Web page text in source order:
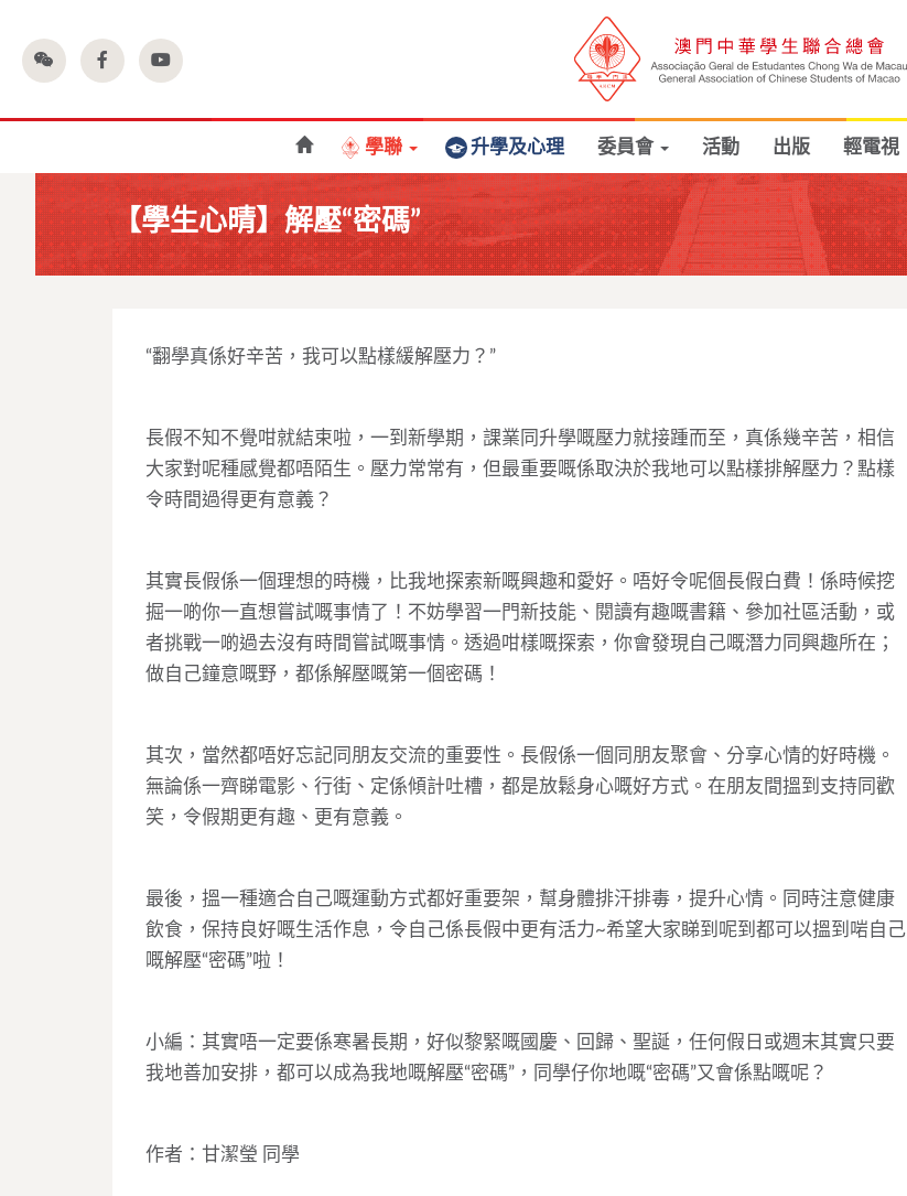
學聯 升學及心理 委員會 活動 出版 輕電視
【學生心晴】解壓“密碼”
“翻學真係好辛苦，我可以點樣緩解壓力？”
長假不知不覺咁就結束啦，一到新學期，課業同升學嘅壓力就接踵而至，真係幾辛苦，相信
大家對呢種感覺都唔陌生。壓力常常有，但最重要嘅係取決於我地可以點樣排解壓力？點樣
令時間過得更有意義？
其實長假係一個理想的時機，比我地探索新嘅興趣和愛好。唔好令呢個長假白費！係時候挖
掘一啲你一直想嘗試嘅事情了！不妨學習一門新技能、閱讀有趣嘅書籍、參加社區活動，或
者挑戰一啲過去沒有時間嘗試嘅事情。透過咁樣嘅探索，你會發現自己嘅潛力同興趣所在；
做自己鐘意嘅野，都係解壓嘅第一個密碼！
其次，當然都唔好忘記同朋友交流的重要性。長假係一個同朋友聚會、分享心情的好時機。
無論係一齊睇電影、行街、定係傾計吐槽，都是放鬆身心嘅好方式。在朋友間搵到支持同歡
笑，令假期更有趣、更有意義。
最後，搵一種適合自己嘅運動方式都好重要架，幫身體排汗排毒，提升心情。同時注意健康
飲食，保持良好嘅生活作息，令自己係長假中更有活力~希望大家睇到呢到都可以搵到啱自己
嘅解壓“密碼”啦！
小編：其實唔一定要係寒暑長期，好似黎緊嘅國慶、回歸、聖誕，任何假日或週末其實只要
我地善加安排，都可以成為我地嘅解壓“密碼”，同學仔你地嘅“密碼”又會係點嘅呢？
作者：甘潔瑩 同學